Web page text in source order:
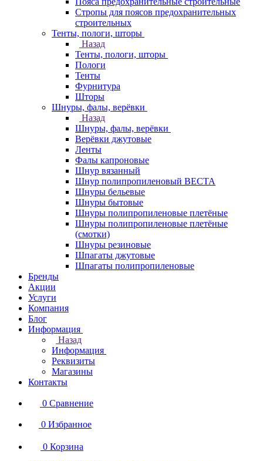
Стропы для поясов предохранительных
строительных
Тенты, пологи, шторы
Назад
Тенты, пологи, шторы
Пологи
Тенты
Фурнитура
Шторы
Шнуры, фалы, верёвки
Назад
Шнуры, фалы, верёвки
Верёвки джутовые
Ленты
Фалы капроновые
Шнур вязанный
Шнур полипропиленовый ВЕСТА
Шнуры бельевые
Шнуры бытовые
Шнуры полипропиленовые плетёные
Шнуры полипропиленовые плетёные
(смотки)
Шнуры резиновые
Шпагаты джутовые
Шпагаты полипропиленовые
Бренды
Акции
Услуги
Компания
Блог
Информация
Назад
Информация
Реквизиты
Магазины
Контакты
0 Сравнение
0 Избранное
0 Корзина